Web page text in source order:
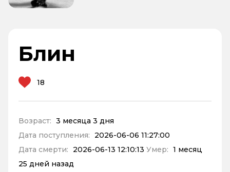
Блин
18
Возраст: 3 месяца 3 дня
Дата поступления:
2026-06-06 11:27:00
Дата смерти:
2026-06-13 12:10:13 Умер: 1 месяц
25 дней назад